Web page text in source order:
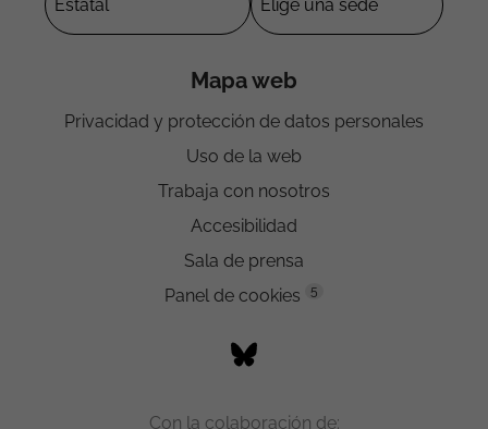
Mapa web
Privacidad y protección de datos personales
Uso de la web
Trabaja con nosotros
Accesibilidad
Sala de prensa
Panel de cookies
5
Con la colaboración de: